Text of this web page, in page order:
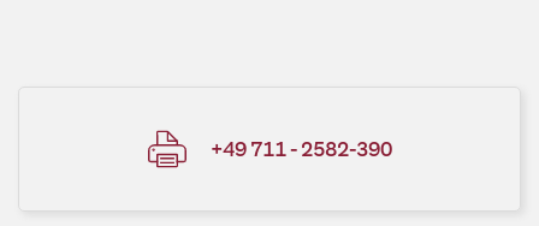
+49 711 - 2582-390